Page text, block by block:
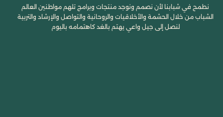
نطمح في شبابنا لأن نصمم ونوجد منتجات وبرامج تلهم مواطنين العالم
الشباب من خلال الحشمة والأخلاقيات والروحانية والتواصل والإرشاد والتربية
لنصل إلى جيل واعي يهتم بالغد كاهتمامه باليوم